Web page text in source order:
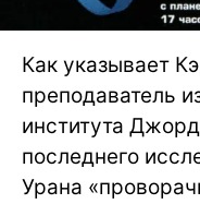
Как указывает
преподаватель
института
последнего
Урана